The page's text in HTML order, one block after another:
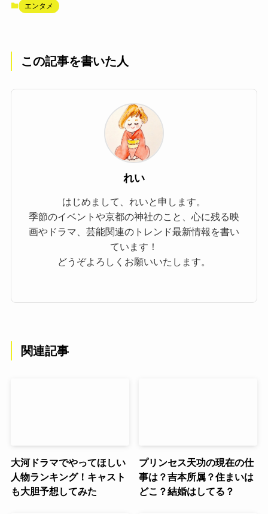
エンタメ
この記事を書いた人
れい
はじめまして、れいと申します。
季節のイベントや京都の神社のこと、心に残る映
画やドラマ、芸能関連のトレンド最新情報を書い
ています！
どうぞよろしくお願いいたします。
関連記事
大河ドラマでやってほしい
人物ランキング！キャスト
も大胆予想してみた
プリンセス天功の現在の仕
事は？吉本所属？住まいは
どこ？結婚はしてる？